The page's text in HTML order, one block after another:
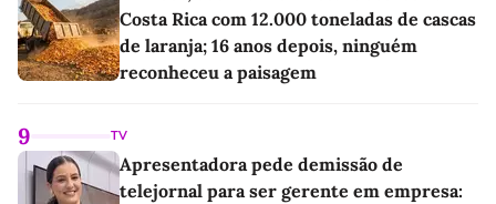
Costa Rica com 12.000 toneladas de cascas
de laranja; 16 anos depois, ninguém
reconheceu a paisagem
9 TV
Apresentadora pede demissão de
telejornal para ser gerente em empresa: